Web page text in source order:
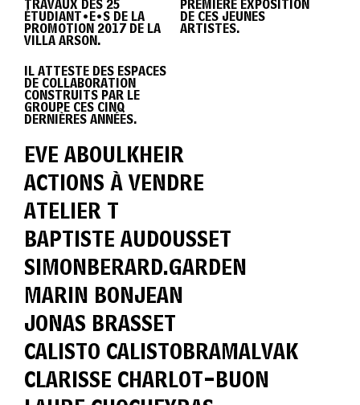
VILLA
ARSON
2017
TRAVAUX DES 25
ÉTUDIANT•E•S DE LA
PROMOTION 2017 DE LA
VILLA ARSON.
PREMIÈRE EXPOSITION
DE CES JEUNES
ARTISTES.
IL ATTESTE DES ESPACES
DE COLLABORATION
CONSTRUITS PAR LE
GROUPE CES CINQ
DERNIÈRES ANNÉES.
EVE ABOULKHEIR
ACTIONS À VENDRE
ATELIER T
BAPTISTE AUDOUSSET
SIMONBERARD.GARDEN
MARIN BONJEAN
JONAS BRASSET
CALISTO CALISTOBRAMALVAK
CLARISSE CHARLOT-BUON